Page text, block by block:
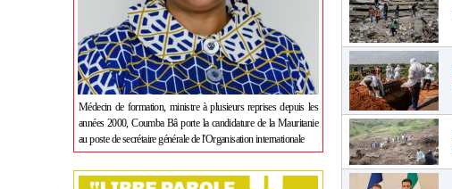
Médecin de formation, ministre à plusieurs reprises depuis les
années 2000, Coumba Bâ porte la candidature de la Mauritanie
au poste de secrétaire générale de l'Organisation internationale